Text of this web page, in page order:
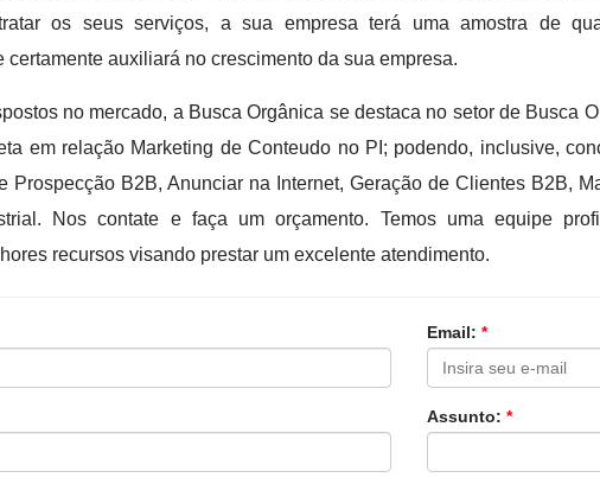
os seus serviços, a sua empresa terá uma amostra de
auxiliará no crescimento da sua empresa.
no mercado, a Busca Orgânica se destaca no setor de Busca
em relação Marketing de Conteudo no PI; podendo, inclusive,
Prospecção B2B, Anunciar na Internet, Geração de Clientes B2B,
Nos contate e faça um orçamento. Temos uma equipe
recursos visando prestar um excelente atendimento.
Email: *
Assunto: *